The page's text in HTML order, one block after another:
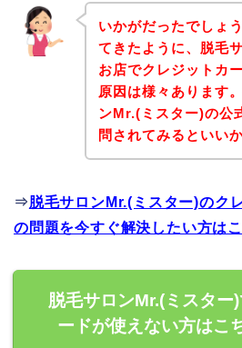
いかがだったでしょ
てきたように、脱毛
お店でクレジットカ
原因は様々あります
ンMr.(ミスター)の公
問されてみるといい
⇒脱毛サロンMr.(ミスター)のク
の問題を今すぐ解決したい方は
脱毛サロンMr.(ミスター
ードが使えない方はこ